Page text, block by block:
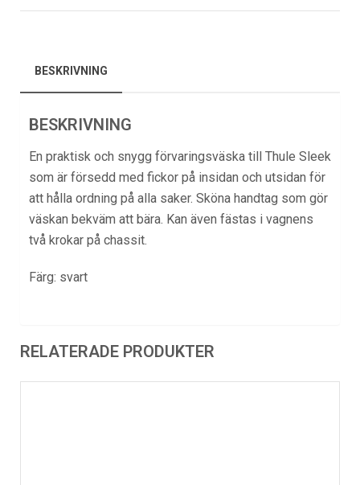
BESKRIVNING
BESKRIVNING
En praktisk och snygg förvaringsväska till Thule Sleek
som är försedd med fickor på insidan och utsidan för
att hålla ordning på alla saker. Sköna handtag som gör
väskan bekväm att bära. Kan även fästas i vagnens
två krokar på chassit.
Färg: svart
RELATERADE PRODUKTER